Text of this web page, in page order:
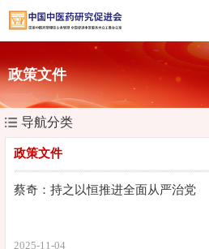
政策文件
导航分类
政策文件
蔡奇：持之以恒推进全面从严治党
2025-11-04